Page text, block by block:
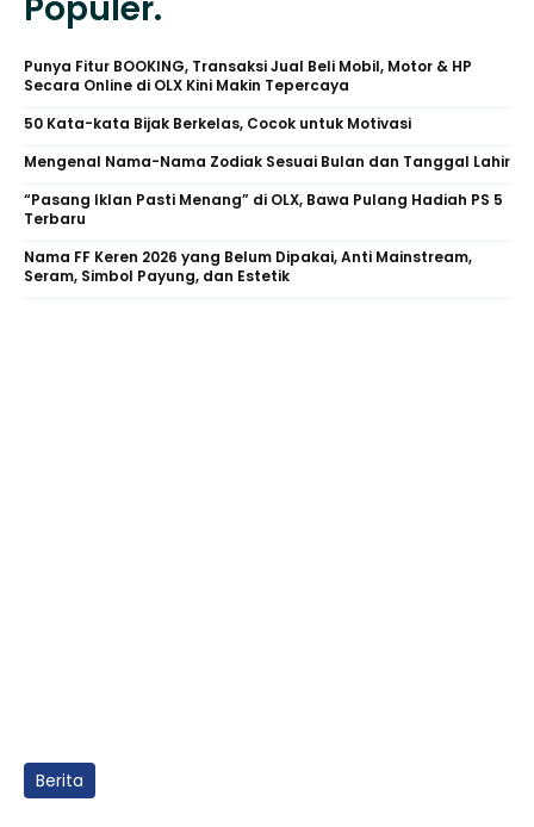
Punya Fitur BOOKING, Transaksi Jual Beli Mobil, Motor & HP
Secara Online di OLX Kini Makin Tepercaya
50 Kata-kata Bijak Berkelas, Cocok untuk Motivasi
Mengenal Nama-Nama Zodiak Sesuai Bulan dan Tanggal Lahir
“Pasang Iklan Pasti Menang” di OLX, Bawa Pulang Hadiah PS 5
Terbaru
Nama FF Keren 2026 yang Belum Dipakai, Anti Mainstream,
Seram, Simbol Payung, dan Estetik
Berita